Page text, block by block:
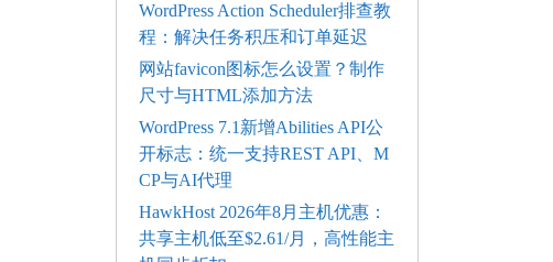
WordPress Action Scheduler排查教
程：解决任务积压和订单延迟
网站favicon图标怎么设置？制作
尺寸与HTML添加方法
WordPress 7.1新增Abilities API公
开标志：统一支持REST API、M
CP与AI代理
HawkHost 2026年8月主机优惠：
共享主机低至$2.61/月，高性能主